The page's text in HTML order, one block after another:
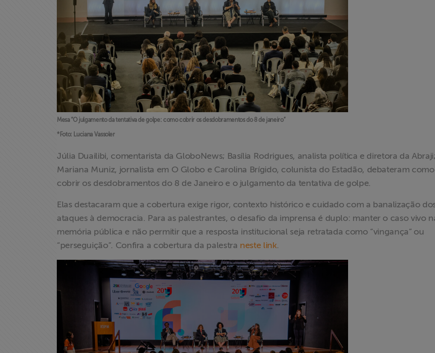
Mesa “O julgamento da tentativa de golpe: como cobrir os desdobramentos do 8 de janeiro”
*Foto: Luciana Vassoler
Júlia Duailibi, comentarista da GloboNews; Basília Rodrigues, analista política e diretora da
Mariana Muniz, jornalista em O Globo e Carolina Brígido, colunista do Estadão, debateram como
cobrir os desdobramentos do 8 de Janeiro e o julgamento da tentativa de golpe.
Elas destacaram que a cobertura exige rigor, contexto histórico e cuidado com a banalização
ataques à democracia. Para as palestrantes, o desafio da imprensa é duplo: manter o caso vivo
memória pública e não permitir que a resposta institucional seja retratada como “vingança” ou
“perseguição”. Confira a cobertura da palestra neste link.